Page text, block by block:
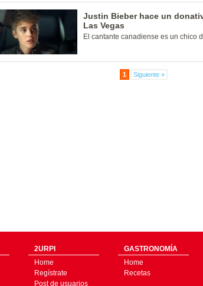
Justin Bieber hace un
Las Vegas
El cantante canadiense es un chico
1 Siguiente »
2URPI
Home
Regístrate
Post de usuarios
GASTRONOMÍA
Home
Recetas